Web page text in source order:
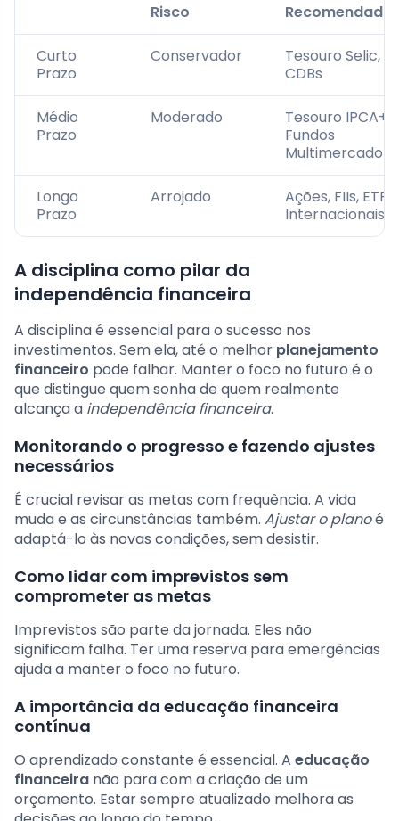
Risco
Curto
Prazo
Conservador
Tesouro Selic,
CDBs
Médio
Prazo
Moderado
Tesouro IPCA+,
Fundos
Multimercado
Longo
Prazo
Arrojado
Ações, FIIs, ETFs
Internacionais
A disciplina como pilar da
independência financeira
A disciplina é essencial para o sucesso nos
investimentos. Sem ela, até o melhor planejamento
financeiro pode falhar. Manter o foco no futuro é o
que distingue quem sonha de quem realmente
alcança a independência financeira.
Monitorando o progresso e fazendo ajustes
necessários
É crucial revisar as metas com frequência. A vida
muda e as circunstâncias também. Ajustar o planoé
adaptá-lo às novas condições, sem desistir.
Como lidar com imprevistos sem
comprometer as metas
Imprevistos são parte da jornada. Eles não
significam falha. Ter uma reserva para emergências
ajuda a manter o foco no futuro.
A importância da educação financeira
contínua
O aprendizado constante é essencial. A educação
financeira não para com a criação de um
orçamento. Estar sempre atualizado melhora as